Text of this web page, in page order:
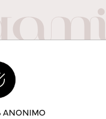
ANONIMO